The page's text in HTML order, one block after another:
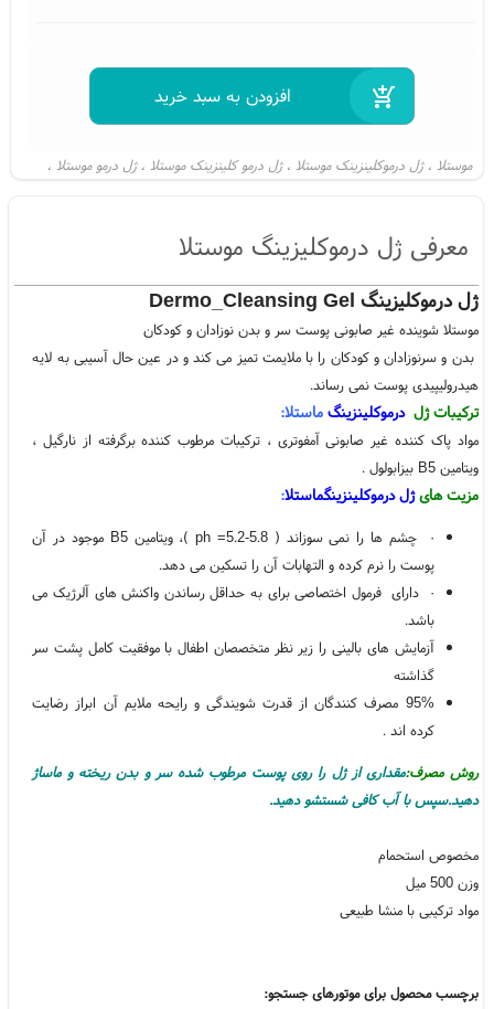
موستلا ، ژل درموکلینزینک موستلا ، ژل درمو کلینزینک موستلا ، ژل درمو موستلا ،
معرفی ژل درموکلیزینگ موستلا
ژل درموکلیزینگ Dermo_Cleansing Gel
موستلا شوینده غیر صابونی پوست سر و بدن نوزادان و کودکان
بدن و سرنوزادان و کودکان را با ملایمت تمیز می کند و در عین حال آسیبی به لایه
هیدرولیپیدی پوست نمی رساند.
ترکیباتژلدرموکلینزینگ ماستلا:
مواد پاک کننده غیر صابونی آمفوتری ، ترکیبات مرطوب کننده برگرفته از نارگیل ،
ویتامین B5 بیزابولول .
مزیت هایژل درموکلینزینگماستلا:
· چشم ها را نمی سوزاند ( ph =5.2-5.8 )، ویتامین B5 موجود در آن
پوست را نرم کرده و التهابات آن را تسکین می دهد.
· دارای فرمول اختصاصی برای به حداقل رساندن واکنش های آلرژیک می
باشد.
آزمایش های بالینی را زیر نظر متخصصان اطفال با موفقیت کامل پشت سر
گذاشته
95% مصرف کنندگان از قدرت شویندگی و رایحه ملایم آن ابراز رضایت
کرده اند .
روش مصرف:مقداری از ژل را روی پوست مرطوب شده سر و بدن ریخته و ماساژ
دهید.سپس با آب کافی شستشو دهید.
مخصوص استحمام
وزن 500 میل
مواد ترکیبی با منشا طبیعی
برچسب محصول برای موتورهای جستجو: